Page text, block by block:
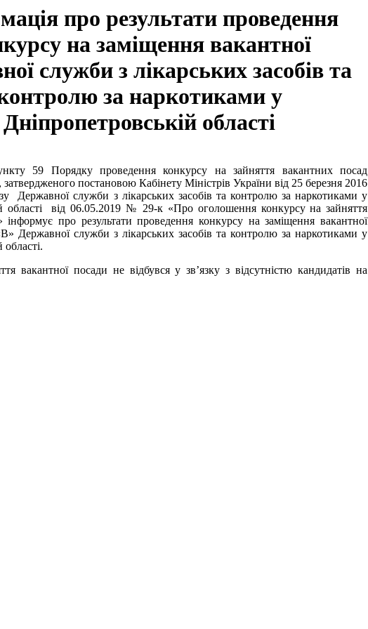
про результати проведення
на заміщення вакантної
служби з лікарських засобів та
за наркотиками у
Дніпропетровській області
59 Порядку проведення конкурсу на зайняття вакантних посад
постановою Кабінету Міністрів України від 25 березня 2016
Державної служби з лікарських засобів та контролю за наркотиками у
області від 06.05.2019 № 29-к «Про оголошення конкурсу на зайняття
інформує про результати проведення конкурсу на заміщення вакантної
Державної служби з лікарських засобів та контролю за наркотиками у
області.
вакантної посади не відбувся у зв’язку з відсутністю кандидатів на